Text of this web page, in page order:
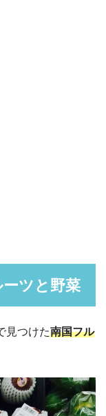
ツと野菜
見つけた南国フル